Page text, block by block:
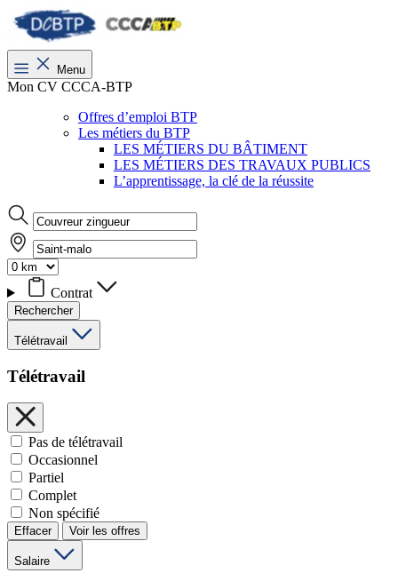
Menu
Mon CV CCCA-BTP
Offres d’emploi BTP
Les métiers du BTP
LES MÉTIERS DU BÂTIMENT
LES MÉTIERS DES TRAVAUX PUBLICS
L’apprentissage, la clé de la réussite
Contrat
Rechercher
Télétravail
Télétravail
Pas de télétravail
Occasionnel
Partiel
Complet
Non spécifié
Effacer Voir les offres
Salaire